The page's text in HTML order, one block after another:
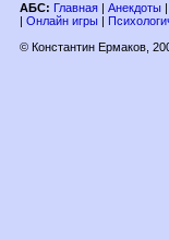
АБС: Главная | Анекдоты |
| Онлайн игры |
© Константин Ермаков,